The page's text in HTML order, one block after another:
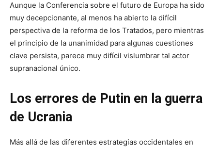
Aunque la Conferencia sobre el futuro de Europa ha sido
muy decepcionante, al menos ha abierto la difícil
perspectiva de la reforma de los Tratados, pero mientras
el principio de la unanimidad para algunas cuestiones
clave persista, parece muy difícil vislumbrar tal actor
supranacional único.
Los errores de Putin en la guerra
de Ucrania
Más allá de las diferentes estrategias occidentales en